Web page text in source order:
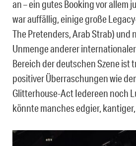
an – ein gutes Booking vor allem
war auffällig, einige große
The Pretenders, Arab Strab) und
Unmenge anderer
Bereich der deutschen Szene ist
positiver Überraschungen wie
Glitterhouse-Act Iedereen noch
könnte manches edgier,